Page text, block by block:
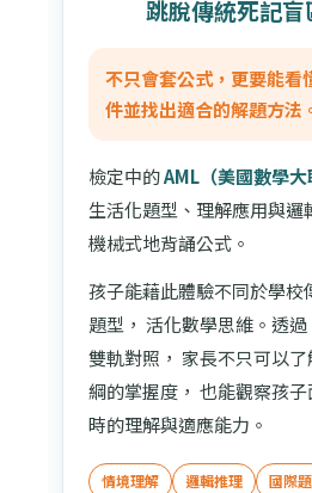
跳脫傳統死記盲
不只會套公式，更要能看
件並找出適合的解題方法
檢定中的AML（美國數學大
生活化題型、理解應用與邏
機械式地背誦公式。
孩子能藉此體驗不同於學校
題型， 活化數學思維。透
雙軌對照， 家長不只可以
綱的掌握度， 也能觀察孩
時的理解與適應能力。
情境理解 邏輯推理 國際